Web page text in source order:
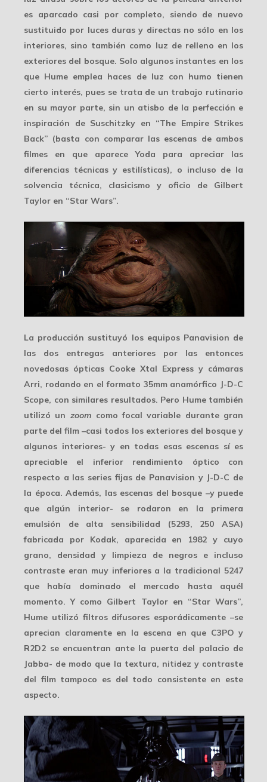
es aparcado casi por completo, siendo de nuevo
sustituido por luces duras y directasno sólo en los
interiores, sino también como luz de relleno en los
exteriores del bosque. Solo algunos instantes en los
que Hume emplea haces de luz con humo tienen
cierto interés, pues se trata de un trabajo rutinario
en su mayor parte, sin un atisbo de la perfección e
inspiración de Suschitzky en “The Empire Strikes
Back” (basta con comparar las escenas de ambos
filmes en que aparece Yoda para apreciar las
diferencias técnicas y estilísticas), o incluso de la
solvencia técnica, clasicismo y oficio de Gilbert
Taylor en “Star Wars”.
La producción sustituyó los equipos Panavision de
las dos entregas anteriores por las entonces
novedosas ópticas Cooke Xtal Express y cámaras
Arri, rodando en el formato 35mm anamórfico J-D-C
Scope, con similares resultados. Pero Hume también
utilizó un zoom como focal variable durante gran
parte del film –casi todos los exteriores del bosque y
algunos interiores- y en todas esas escenas sí es
apreciable el inferior rendimiento óptico con
respecto a las series fijas de Panavision y J-D-C de
la época. Además, las escenas del bosque –y puede
que algún interior- se rodaron en la primera
emulsión de alta sensibilidad (5293, 250 ASA)
fabricada por Kodak, aparecida en 1982 y cuyo
grano, densidad y limpieza de negros e incluso
contraste eran muy inferiores a la tradicional 5247
que había dominado el mercado hasta aquél
momento. Y como Gilbert Taylor en “Star Wars”,
Hume utilizó filtros difusores esporádicamente –se
aprecian claramente en la escena en que C3PO y
R2D2 se encuentran ante la puerta del palacio de
Jabba- de modo que la textura, nitidez y contraste
del film tampoco es del todo consistente en este
aspecto.